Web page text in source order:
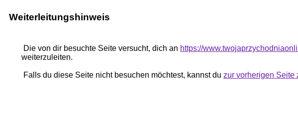
Weiterleitungshinweis
Die von dir besuchte Seite versucht, dich an https://
weiterzuleiten.
Falls du diese Seite nicht besuchen möchtest, kannst du zur vorherigen Seite